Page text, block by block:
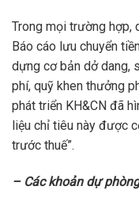
Trong mọi trường hợp,
Báo cáo lưu chuyển
dựng cơ bản dở dang,
phí, quỹ khen thưởng
phát triển KH&CN đã
liệu chỉ tiêu này được
trước thuế”.
– Các khoản dự